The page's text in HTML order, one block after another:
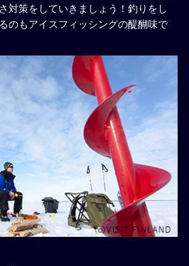
対策をしていきましょう！釣りをし
のもアイスフィッシングの醍醐味で